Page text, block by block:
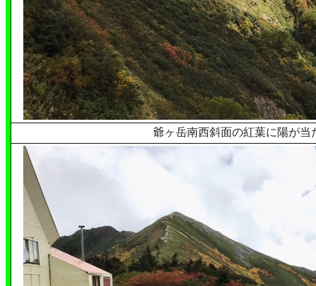
爺ヶ岳南西斜面の紅葉に陽が当